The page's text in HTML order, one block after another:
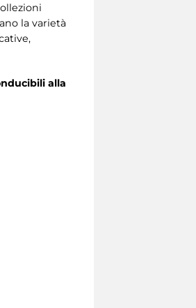
la varietà
alla